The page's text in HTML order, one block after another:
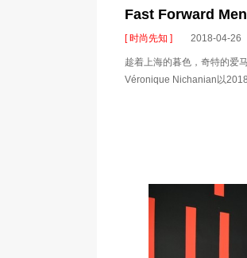
Fast Forward
[ 时尚先知 ] 2018-04-26
趁着上海的暮色，奇特的爱
Véronique Nichanian以